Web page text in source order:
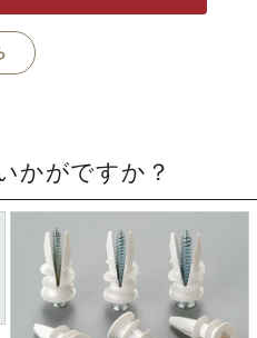
かがですか？